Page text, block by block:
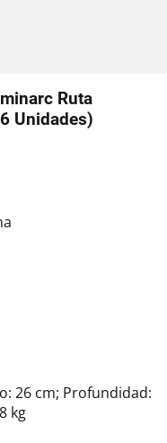
Ruta
Unidades)
26 cm; Profundidad:
kg